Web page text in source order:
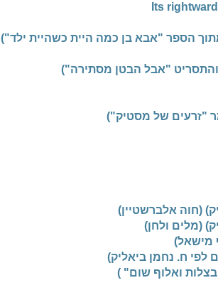
Its
הספר "אבא בן כמה היית כשהיית ילד")
"אבל הבטן מסתירה")
"זרעים של מסטיק")
(חוה אלברשטיין)
(מלים ולחן)
מישאל)
לפי ח. נחמן ביאליק)
ואלוף שום" )